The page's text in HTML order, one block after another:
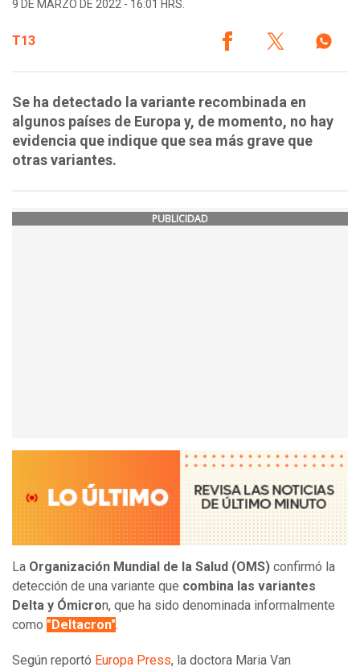
9 DE MARZO DE 2022 - 16:01 HRS.
T13
Se ha detectado la variante recombinada en
algunos países de Europa y, de momento, no hay
evidencia que indique que sea más grave que
otras variantes.
PUBLICIDAD
La Organización Mundial de la Salud (OMS) confirmó la
detección de una variante que combina las variantes
Delta y Ómicron, que ha sido denominada informalmente
como "Deltacron".
Según reportó Europa Press, la doctora Maria Van